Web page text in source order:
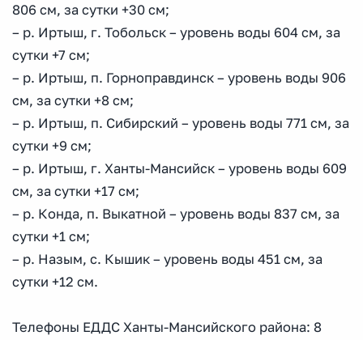
806 см, за сутки +30 см;
– р. Иртыш, г. Тобольск – уровень воды 604 см, за
сутки +7 см;
– р. Иртыш, п. Горноправдинск – уровень воды 906
см, за сутки +8 см;
– р. Иртыш, п. Сибирский – уровень воды 771 см, за
сутки +9 см;
– р. Иртыш, г. Ханты-Мансийск – уровень воды 609
см, за сутки +17 см;
– р. Конда, п. Выкатной – уровень воды 837 см, за
сутки +1 см;
– р. Назым, с. Кышик – уровень воды 451 см, за
сутки +12 см.
Телефоны ЕДДС Ханты-Мансийского района: 8